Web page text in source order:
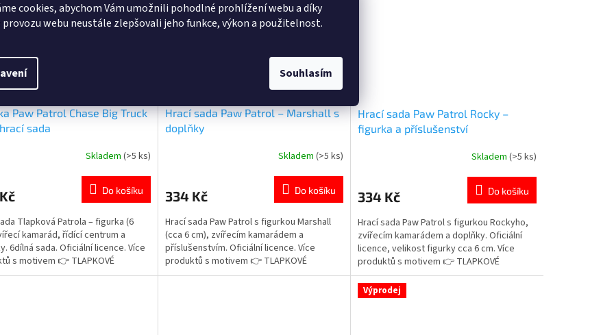
cookies, abychom Vám umožnili pohodlné prohlížení webu a díky
provozu webu neustále zlepšovali jeho funkce, výkon a použitelnost.
Souhlasím
Paw Patrol Chase Big Truck
sada
Skladem (>5 ks)
Do košíku
Tlapková Patrola – figurka (6
kamarád, řídící centrum a
6dílná sada. Oficiální licence. Více
s motivem 👉 TLAPKOVÉ
Hrací sada Paw Patrol – Marshall s
doplňky
je
z
5
hvězdiček.
Skladem (>5 ks)
334 Kč Do košíku
Hrací sada Paw Patrol s figurkou Marshall
(cca 6 cm), zvířecím kamarádem a
příslušenstvím. Oficiální licence. Více
produktů s motivem 👉 TLAPKOVÉ
PATROLY
Hrací sada Paw Patrol Rocky –
figurka a příslušenství
je
z
5
hvězdiček.
Skladem (>5 ks)
334 Kč Do košíku
Hrací sada Paw Patrol s figurkou Rockyho,
zvířecím kamarádem a doplňky. Oficiální
licence, velikost figurky cca 6 cm. Více
produktů s motivem 👉 TLAPKOVÉ
PATROLY
Výprodej